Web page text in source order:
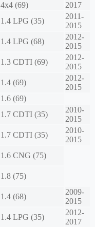
4x4 (69)
2017
1.4 LPG (35)
2011-
2015
1.4 LPG (68)
2012-
2015
1.3 CDTI (69)
2012-
2015
1.4 (69)
2012-
2015
1.6 (69)
1.7 CDTI (35)
2010-
2015
1.7 CDTI (35)
2010-
2015
1.6 CNG (75)
1.8 (75)
1.4 (68)
2009-
2015
1.4 LPG (35)
2012-
2017